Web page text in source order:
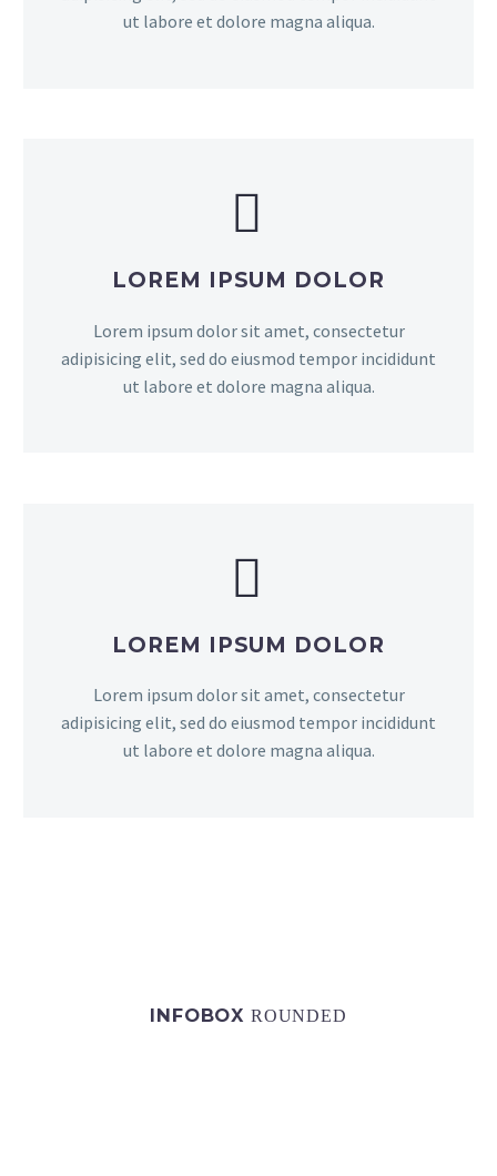
ut labore et dolore magna aliqua.


LOREM IPSUM DOLOR
Lorem ipsum dolor sit amet, consectetur
adipisicing elit, sed do eiusmod tempor incididunt
ut labore et dolore magna aliqua.


LOREM IPSUM DOLOR
Lorem ipsum dolor sit amet, consectetur
adipisicing elit, sed do eiusmod tempor incididunt
ut labore et dolore magna aliqua.
INFOBOX ROUNDED